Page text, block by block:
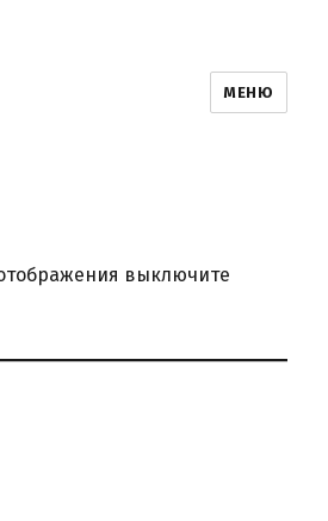
МЕНЮ
выключите